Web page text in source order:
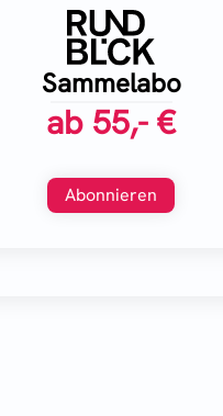
Sammelabo
ab 55,- €
Abonnieren